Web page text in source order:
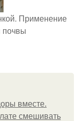
Применение
почвы
вместе.
смешивать